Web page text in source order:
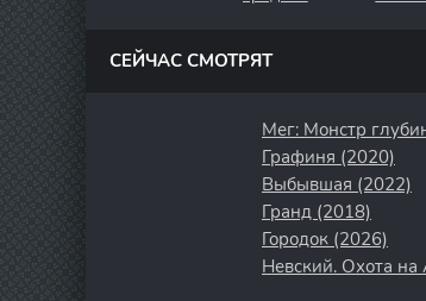
СЕЙЧАС СМОТРЯТ
Графиня (2020)
Выбывшая (2022)
Гранд (2018)
Городок (2026)